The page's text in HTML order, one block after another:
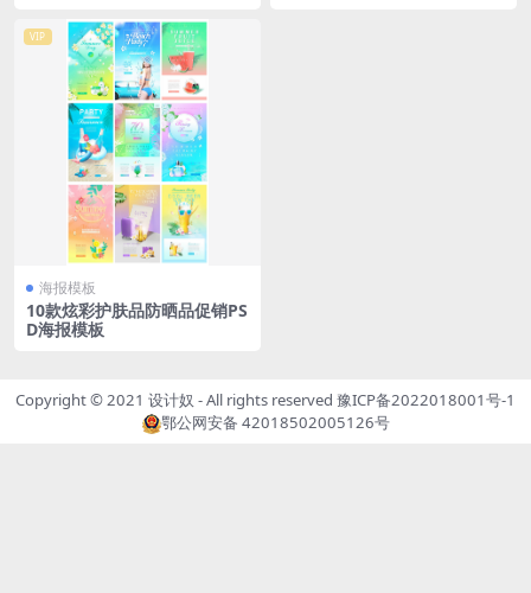
VIP
海报模板
10款炫彩护肤品防晒品促销PS
D海报模板
Copyright © 2021 设计奴 - All rights reserved 豫ICP备2022018001号-1
鄂公网安备 42018502005126号